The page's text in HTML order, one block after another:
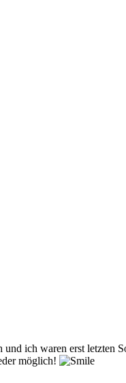
ich waren erst letzten
möglich!